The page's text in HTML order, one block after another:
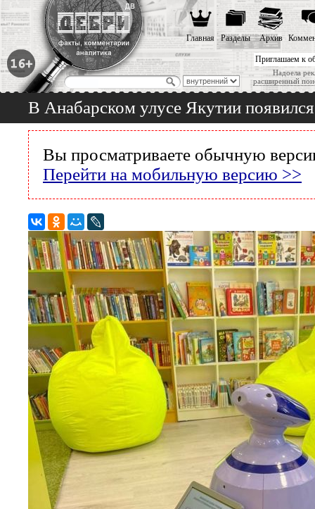
Приглашаем к
Надоела
расширенный
Главная Разделы Архив
В Анабарском улусе Якутии
Вы просматриваете обычную
Перейти на мобильную версию >>